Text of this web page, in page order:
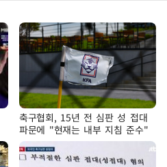
축구협회, 15년 전 심판 성 접대
파문에 "현재는 내부 지침 준수"